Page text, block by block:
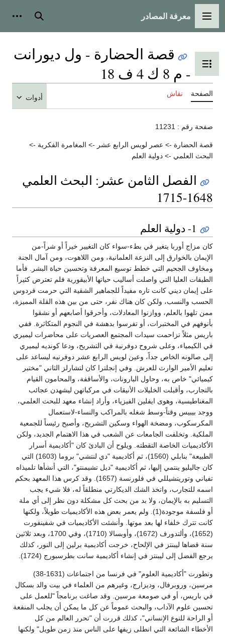
القائمة الرئيسية
معرفة المصادر بحث
تبديل عرض جدول المحتويات
قصة الحضارة - ول ديورانت
- م 8 ك 4 ف 18
الصفحة نقاش أدوات
صفحة رقم : 11231
قصة الحضارة -> عصر لويس الرابع عشر -> المغامرة الفكرية ->
البحث العلمي -> دولية العلم
الفصل الثامن عشر: البحث العلمي
1648-1715
1- دولية العلم
كان مزاج أوربا يتغير في بطء-سواء كان التغيير خيراً أو شراً-من
الإيمان بالخوارق إلى النزعة العلمانية، ومن اللاهوت، ومن آمال الجنة
ومخاوف الجحيم التي خطط توسيع المعرفة وتحسين حياة البشر. فأما
الطبقات العليا التي واصلت أساليب حياتها الأبيقورية فلم تعترض كثيراً
على إيمان ديني كانت تاره مفيداً للجماهير الشقية التي حرمت فردوس
الحسب والنسب، ولكن كان هناك نفر، حتى من بين هذه القلة المميزة،
ممن تلهوا بالعلم، ووازنوا المعادلات، وأحرقوا أصابعهم أو نشقوا
بأنوفهم في المختبرات، أو تفرسوا بدهشة في النجوم المتكاثرة. ففي
باريس مثلاً تزاحمت سيدات المجتمع العصريات على محاضرات ليميري
في الكيمياء، وعلى شروح دوفرنية في التشريح، ودعا كونديه ليميري
إلى صالونه الخاص جداً، وعين لويس الرابع عشر دوفرنيه ليساعد على
تعليم الأمير الوارث للعرش. وفي إنجلترا كان لتشارلز الثاني "مختبر
كيميائي" خاص به، وحاول البارونات، والأساقفة، والمحامون القيام
بالتجارب، وأقبلت الخليلات الأنيقات في مركباتهن ليشهدن عجائب
المغناطيسية، وهوى ايفلين الفيزياء، وأراد إنشاء معهد للبحث العلمي،
ووجد بيبيس وقتاً-وسط شغله بالمراكب والنساء-لاستعمال
المكرسكوب، ومضخة الهواء وسكين التشريح، وأصبح رئيساً للجمعية
الملكية. وتخلفت الجامعات عن الشعب في هذا الاهتمام الجديد، ولكن
الأكاديميات الخاصة التقطته. ويلوح أن البادئ كان "أكاديمية أسرار
الطبيعة" بنابلي (1560)، ثم أكاديمية "دي لنتشي" بروما (1603) التي
كان جاليليو ينتمي إليها، ثم أكاديمية "ديل تشيمنتو"، التي أنشأها تلميذاه
تفياني وتوريتشيللي في فلورنسة (1657). وقد كرس هذا المعهد بحكم
اسمه للتجارب، واتخذ الشك الديكارتي منطلقاً له، فلا شيء يجب
التسليم به بالإيمان، ولا بد من بحث كل مشكلة دون نظر إلى أي ملة
أو فلسفة موجودة(1). ولم يعمر بعض هذه الأكاديميات طويلاً، ولكنها
كانت تترك خلفاء لها بعد موتها. وأنشئت الأكاديميات في شفينفورت
(1652)، وألتدورف (1672)، وأوبسالا (1710)، وفي 1700، وبعد ثلاثين
سنة قضاها ليبنتز في الإلحاح، خرجت أكاديمية برلين إلى النور، كذلك
يرجع الفضل إلى ليبنتز في إنشاء أكاديمية سانت بطرسبورج (1724).
وتطورت "أكاديمية العلوم" في فرنسا من اجتماعات (1631-38)
مرسين، وروبرفال، وديزارج، وغيرهم من العلماء في بيت والد بسكال
في باريس، أو في صومعة مرسين. وقد صاغت برنامجاً "للعمل على
تحسين علوم الآداب، والبحث عموماً عن كل ما يمكن أن يجلب المنفعة
أو الراحة للنوع الإنساني"، كذلك قررت أن "تحرر العالم من كل
الأخطاء الشائعة التي انطلى زيفها على الناس منذ زمن طويل" ولكنها